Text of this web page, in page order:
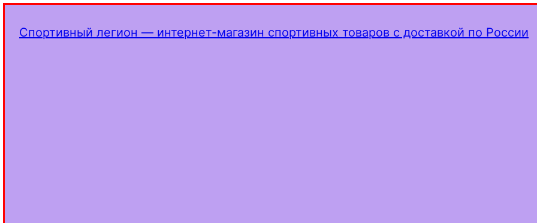
Спортивный легион — интернет-магазин спортивных товаров с доставкой по России